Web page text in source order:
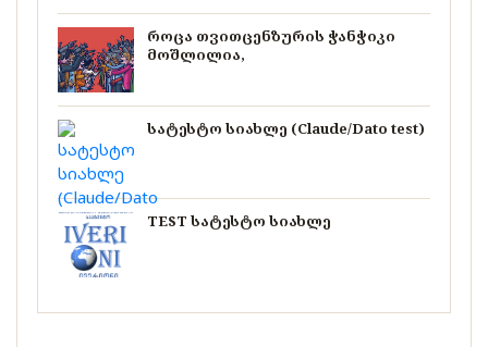
როცა თვითცენზურის ჭანჭიკი
მოშლილია,
სატესტო სიახლე (Claude/Dato test)
TEST სატესტო სიახლე